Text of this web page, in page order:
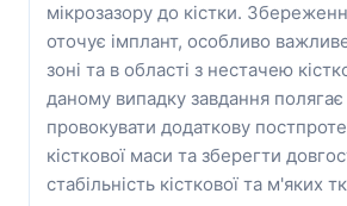
мікрозазору до кістки.
оточує імплант, особливо
зоні та в області з нестачею
даному випадку завдання
провокувати додаткову
кісткової маси та зберегти
стабільність кісткової та м'яких